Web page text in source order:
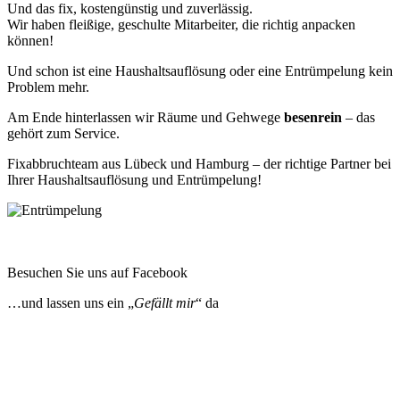
Und das fix, kostengünstig und zuverlässig.
Wir haben fleißige, geschulte Mitarbeiter, die richtig anpacken
können!
Und schon ist eine Haushaltsauflösung oder eine Entrümpelung kein
Problem mehr.
Am Ende hinterlassen wir Räume und Gehwege besenrein – das
gehört zum Service.
Fixabbruchteam aus Lübeck und Hamburg – der richtige Partner bei
Ihrer Haushaltsauflösung und Entrümpelung!
Besuchen Sie uns auf Facebook
…und lassen uns ein „Gefällt mir“ da